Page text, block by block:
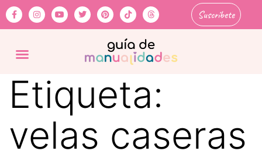
Suscríbete
Etiqueta:
velas caseras